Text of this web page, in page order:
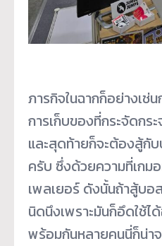
ภารกิจในฉากก็อย่างเช่
การเก็บของที่กระจัดกร
และสุดท้ายก็จะต้องสู้กั
ครับ ซึ่งด้วยความที่เกม
เพลเยอร์ ดังนั้นถ้าสู้บอ
นิดนึงเพราะมันก็อึดใช้ไ
พร้อมกันหลายคนนี่ก็น่า